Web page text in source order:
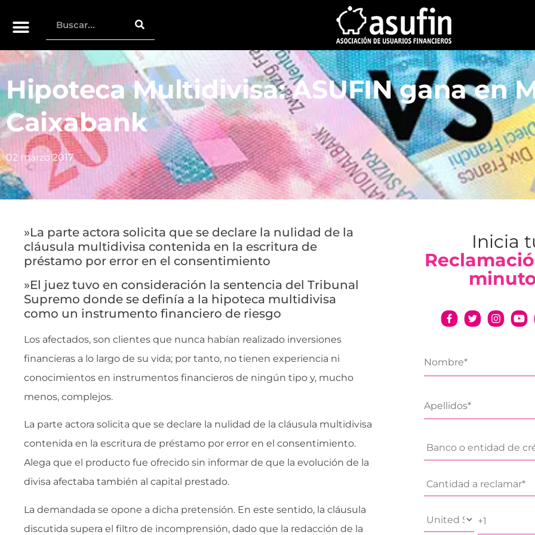
Hipoteca Multidivisa: ASUFIN gana en
Caixabank
02 marzo 2017
»La parte actora solicita que se declare la nulidad de la
cláusula multidivisa contenida en la escritura de
préstamo por error en el consentimiento
»El juez tuvo en consideración la sentencia del Tribunal
Supremo donde se definía a la hipoteca multidivisa
como un instrumento financiero de riesgo
Los afectados, son clientes que nunca habían realizado inversiones
financieras a lo largo de su vida; por tanto, no tienen experiencia ni
conocimientos en instrumentos financieros de ningún tipo y, mucho
menos, complejos.
La parte actora solicita que se declare la nulidad de la cláusula multidivisa
contenida en la escritura de préstamo por error en el consentimiento.
Alega que el producto fue ofrecido sin informar de que la evolución de la
divisa afectaba también al capital prestado.
La demandada se opone a dicha pretensión. En este sentido, la cláusula
discutida supera el filtro de incomprensión, dado que la redacción de la
Inicia